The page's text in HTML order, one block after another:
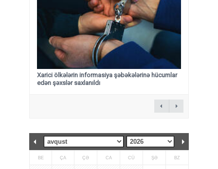
Xarici ölkələrin informasiya şəbəkələrinə hücumlar
edən şəxslər saxlanıldı
BE ÇA ÇƏ CA CÜ ŞƏ BZ